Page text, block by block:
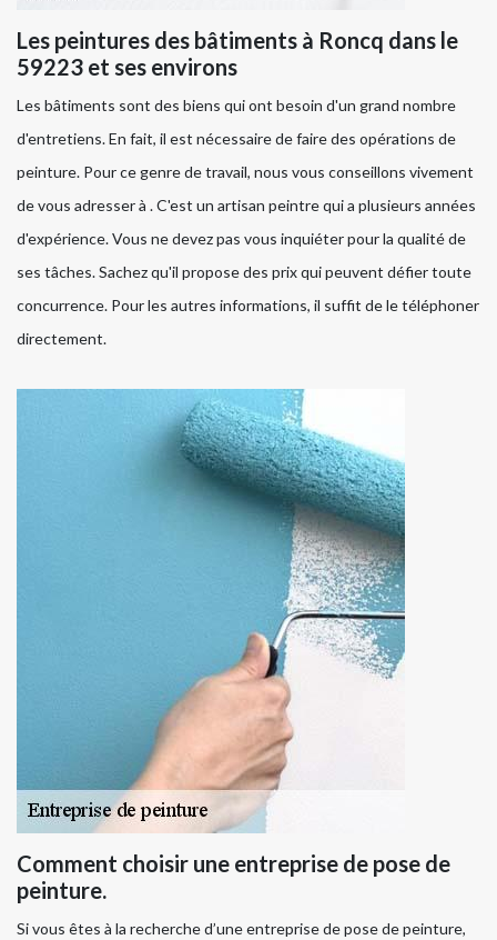
Les peintures des bâtiments à Roncq dans le
59223 et ses environs
Les bâtiments sont des biens qui ont besoin d'un grand nombre
d'entretiens. En fait, il est nécessaire de faire des opérations de
peinture. Pour ce genre de travail, nous vous conseillons vivement
de vous adresser à . C'est un artisan peintre qui a plusieurs années
d'expérience. Vous ne devez pas vous inquiéter pour la qualité de
ses tâches. Sachez qu'il propose des prix qui peuvent défier toute
concurrence. Pour les autres informations, il suffit de le téléphoner
directement.
Comment choisir une entreprise de pose de
peinture.
Si vous êtes à la recherche d’une entreprise de pose de peinture,